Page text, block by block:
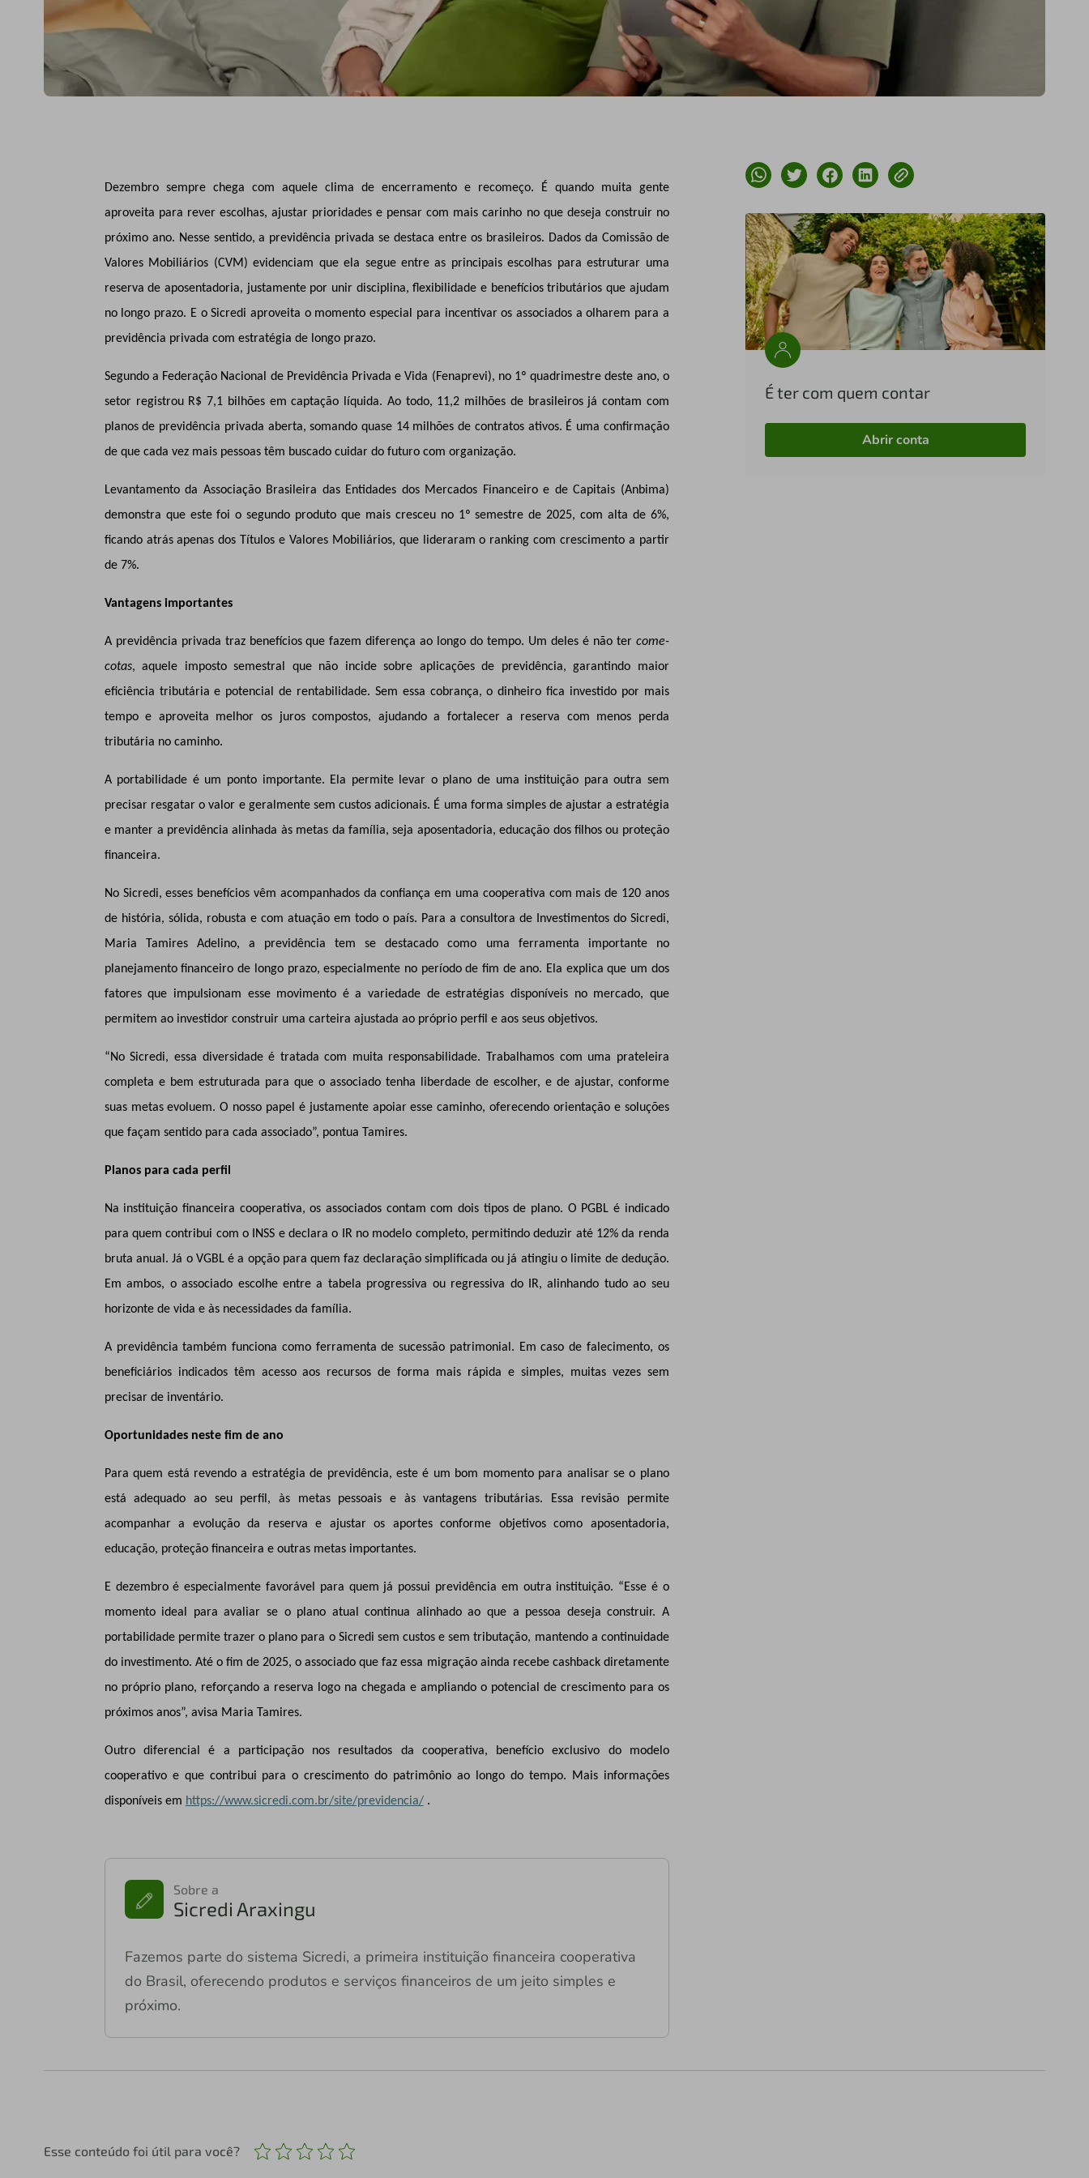
Dezembro sempre chega com aquele clima de encerramento e recomeço. É quando muita gente
aproveita para rever escolhas, ajustar prioridades e pensar com mais carinho no que deseja construir no
próximo ano. Nesse sentido, a previdência privada se destaca entre os brasileiros. Dados da Comissão de
Valores Mobiliários (CVM) evidenciam que ela segue entre as principais escolhas para estruturar uma
reserva de aposentadoria, justamente por unir disciplina, flexibilidade e benefícios tributários que ajudam
no longo prazo. E o Sicredi aproveita o momento especial para incentivar os associados a olharem para a
previdência privada com estratégia de longo prazo.
Segundo a Federação Nacional de Previdência Privada e Vida (Fenaprevi), no 1º quadrimestre deste ano, o
setor registrou R$ 7,1 bilhões em captação líquida. Ao todo, 11,2 milhões de brasileiros já contam com
planos de previdência privada aberta, somando quase 14 milhões de contratos ativos. É uma confirmação
de que cada vez mais pessoas têm buscado cuidar do futuro com organização.
Levantamento da Associação Brasileira das Entidades dos Mercados Financeiro e de Capitais (Anbima)
demonstra que este foi o segundo produto que mais cresceu no 1º semestre de 2025, com alta de 6%,
ficando atrás apenas dos Títulos e Valores Mobiliários, que lideraram o ranking com crescimento a partir
de 7%.
Vantagens importantes
A previdência privada traz benefícios que fazem diferença ao longo do tempo. Um deles é não ter come-
cotas, aquele imposto semestral que não incide sobre aplicações de previdência, garantindo maior
eficiência tributária e potencial de rentabilidade. Sem essa cobrança, o dinheiro fica investido por mais
tempo e aproveita melhor os juros compostos, ajudando a fortalecer a reserva com menos perda
tributária no caminho.
A portabilidade é um ponto importante. Ela permite levar o plano de uma instituição para outra sem
precisar resgatar o valor e geralmente sem custos adicionais. É uma forma simples de ajustar a estratégia
e manter a previdência alinhada às metas da família, seja aposentadoria, educação dos filhos ou proteção
financeira.
No Sicredi, esses benefícios vêm acompanhados da confiança em uma cooperativa com mais de 120 anos
de história, sólida, robusta e com atuação em todo o país. Para a consultora de Investimentos do Sicredi,
Maria Tamires Adelino, a previdência tem se destacado como uma ferramenta importante no
planejamento financeiro de longo prazo, especialmente no período de fim de ano. Ela explica que um dos
fatores que impulsionam esse movimento é a variedade de estratégias disponíveis no mercado, que
permitem ao investidor construir uma carteira ajustada ao próprio perfil e aos seus objetivos.
“No Sicredi, essa diversidade é tratada com muita responsabilidade. Trabalhamos com uma prateleira
completa e bem estruturada para que o associado tenha liberdade de escolher, e de ajustar, conforme
suas metas evoluem. O nosso papel é justamente apoiar esse caminho, oferecendo orientação e soluções
que façam sentido para cada associado”, pontua Tamires.
Planos para cada perfil
Na instituição financeira cooperativa, os associados contam com dois tipos de plano. O PGBL é indicado
para quem contribui com o INSS e declara o IR no modelo completo, permitindo deduzir até 12% da renda
bruta anual. Já o VGBL é a opção para quem faz declaração simplificada ou já atingiu o limite de dedução.
Em ambos, o associado escolhe entre a tabela progressiva ou regressiva do IR, alinhando tudo ao seu
horizonte de vida e às necessidades da família.
A previdência também funciona como ferramenta de sucessão patrimonial. Em caso de falecimento, os
beneficiários indicados têm acesso aos recursos de forma mais rápida e simples, muitas vezes sem
precisar de inventário.
Oportunidades neste fim de ano
Para quem está revendo a estratégia de previdência, este é um bom momento para analisar se o plano
está adequado ao seu perfil, às metas pessoais e às vantagens tributárias. Essa revisão permite
acompanhar a evolução da reserva e ajustar os aportes conforme objetivos como aposentadoria,
educação, proteção financeira e outras metas importantes.
E dezembro é especialmente favorável para quem já possui previdência em outra instituição. “Esse é o
momento ideal para avaliar se o plano atual continua alinhado ao que a pessoa deseja construir. A
portabilidade permite trazer o plano para o Sicredi sem custos e sem tributação, mantendo a continuidade
do investimento. Até o fim de 2025, o associado que faz essa migração ainda recebe cashback diretamente
no próprio plano, reforçando a reserva logo na chegada e ampliando o potencial de crescimento para os
próximos anos”, avisa Maria Tamires.
Outro diferencial é a participação nos resultados da cooperativa, benefício exclusivo do modelo
cooperativo e que contribui para o crescimento do patrimônio ao longo do tempo. Mais informações
disponíveis em https://www.sicredi.com.br/site/previdencia/.
Sobre a
Sicredi Araxingu
Fazemos parte do sistema Sicredi, a primeira instituição financeira cooperativa
do Brasil, oferecendo produtos e serviços financeiros de um jeito simples e
próximo.
É ter com quem contar
Abrir conta
Esse conteúdo foi útil para você?